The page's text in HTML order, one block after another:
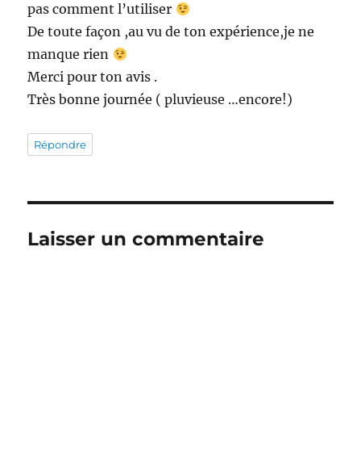
pas comment l’utiliser
De toute façon ,au vu de ton expérience,je ne
manque rien
Merci pour ton avis .
Très bonne journée ( pluvieuse …encore!)
Répondre
Laisser un commentaire